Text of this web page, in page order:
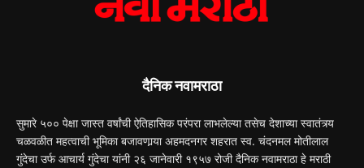
दैनिक नवामराठा
सुमारे ५०० पेक्षा जास्त वर्षांची ऐतिहासिक परंपरा लाभलेल्या तसेच देशाच्या स्वातंत्र्य
चळवळीत महत्वाची भूमिका बजावणार्‍या अहमदनगर शहरात स्व. चंदनमल मोतीलाल
गुंदेचा उर्फ आचार्य गुंदेचा यांनी २६ जानेवारी १९५७ रोजी दैनिक नवामराठा हे मराठी